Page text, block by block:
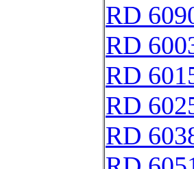
RD
RD
RD
RD
RD